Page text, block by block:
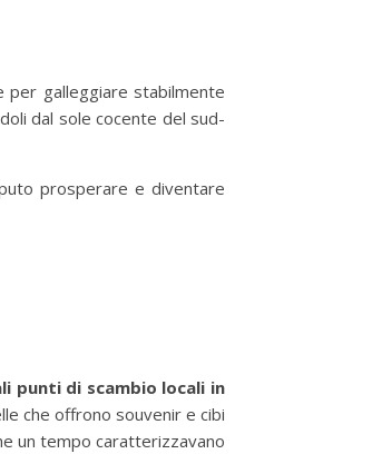
per galleggiare stabilmente
dal sole cocente del sud-
prosperare e diventare
punti di scambio locali in
che offrono souvenir e cibi
un tempo caratterizzavano